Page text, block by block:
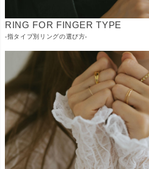
RING FOR FINGER TYPE
-指タイプ別リングの選び方-